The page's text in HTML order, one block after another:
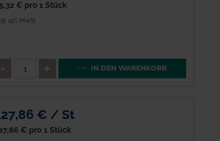
€ pro 1 Stück
19% MwSt.
QTY_CONTROL_DECREASE
IN DEN WARENKORB
€ / St
€ pro 1 Stück